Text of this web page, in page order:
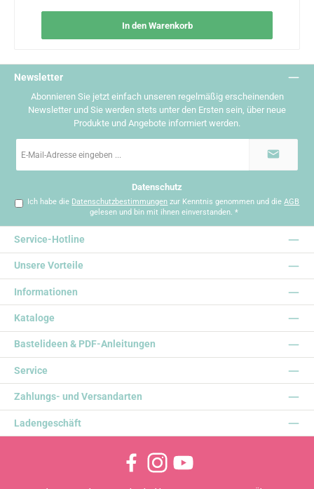
In den Warenkorb
Newsletter
Abonnieren Sie jetzt einfach unseren regelmäßig erscheinenden
Newsletter und Sie werden stets unter den Ersten sein, über neue
Produkte und Angebote informiert werden.
Mail-
Datenschutz
Ich habe die Datenschutzbestimmungen zur Kenntnis genommen und dieAGB
gelesen und bin mit ihnen einverstanden. *
Service-Hotline
Informationen
Kataloge
Bastelideen & PDF-Anleitungen
Service
Zahlungs- und Versandarten
Ladengeschäft
Unsere Vorteile
FacebookInstagramYouTube